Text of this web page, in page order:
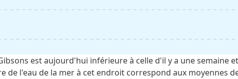
est aujourd'hui inférieure à celle d'il y a une semaine
de l'eau de la mer à cet endroit correspond aux moyennes